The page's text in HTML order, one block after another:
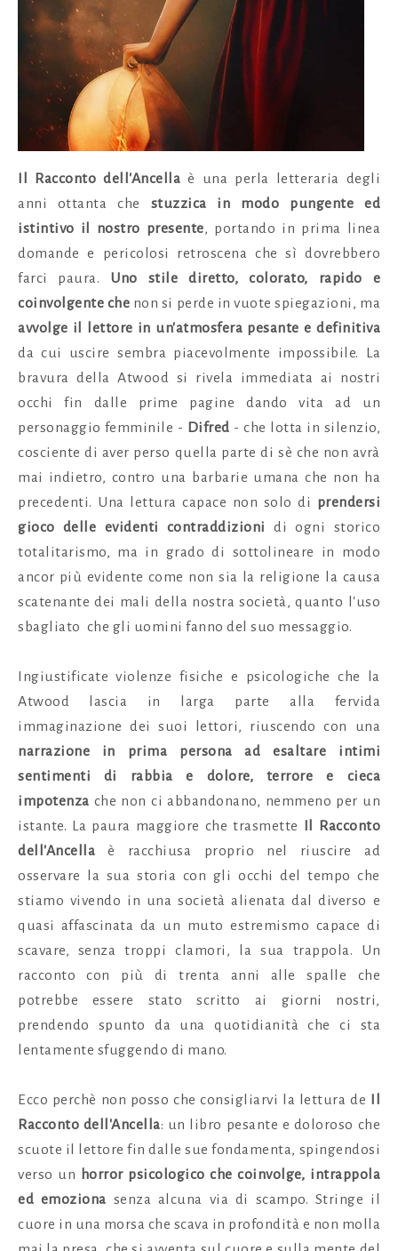
Il Racconto dell'Ancella è una perla letteraria degli
anni ottanta che stuzzica in modo pungente ed
istintivo il nostro presente, portando in prima linea
domande e pericolosi retroscena che sì dovrebbero
farci paura. Uno stile diretto, colorato, rapido e
coinvolgente che non si perde in vuote spiegazioni, ma
avvolge il lettore in un'atmosfera pesante e definitiva
da cui uscire sembra piacevolmente impossibile. La
bravura della Atwood si rivela immediata ai nostri
occhi fin dalle prime pagine dando vita ad un
personaggio femminile - Difred - che lotta in silenzio,
cosciente di aver perso quella parte di sè che non avrà
mai indietro, contro una barbarie umana che non ha
precedenti. Una lettura capace non solo di prendersi
gioco delle evidenti contraddizioni di ogni storico
totalitarismo, ma in grado di sottolineare in modo
ancor più evidente come non sia la religione la causa
scatenante dei mali della nostra società, quanto l'uso
sbagliato che gli uomini fanno del suo messaggio.
Ingiustificate violenze fisiche e psicologiche che la
Atwood lascia in larga parte alla fervida
immaginazione dei suoi lettori, riuscendo con una
narrazione in prima persona ad esaltare intimi
sentimenti di rabbia e dolore, terrore e cieca
impotenza che non ci abbandonano, nemmeno per un
istante. La paura maggiore che trasmette
Il Racconto
dell'Ancella è racchiusa proprio nel riuscire ad
osservare la sua storia con gli occhi del tempo che
stiamo vivendo in una società alienata dal diverso e
quasi affascinata da un muto estremismo capace di
scavare, senza troppi clamori, la sua trappola. Un
racconto con più di trenta anni alle spalle che
potrebbe essere stato scritto ai giorni nostri,
prendendo spunto da una quotidianità che ci sta
lentamente sfuggendo di mano.
Ecco perchè non posso che consigliarvi la lettura de
Racconto dell'Ancella: un libro pesante e doloroso che
scuote il lettore fin dalle sue fondamenta, spingendosi
verso un horror psicologico che coinvolge, intrappola
ed emoziona senza alcuna via di scampo. Stringe il
cuore in una morsa che scava in profondità e non molla